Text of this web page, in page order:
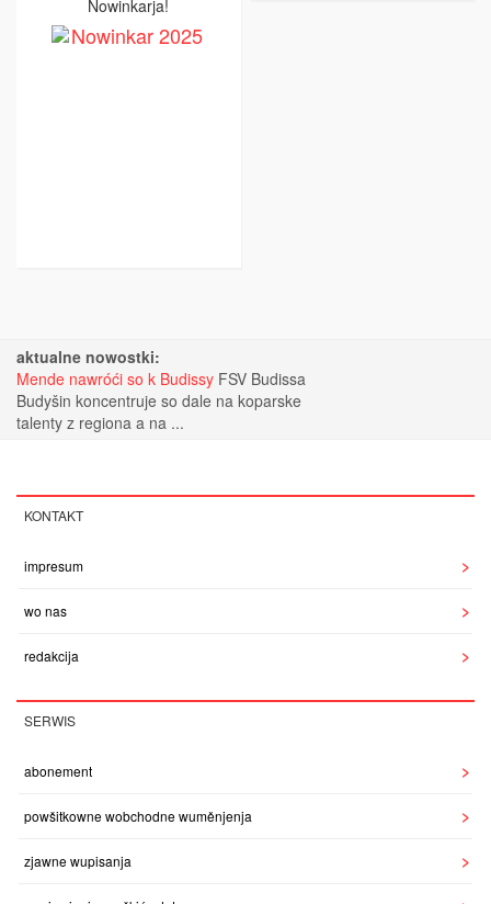
Nowinkarja!
aktualne nowostki:
Mende nawróći so k Budissy FSV Budissa
Budyšin koncentruje so dale na koparske
talenty z regiona a na ...
KONTAKT
impresum
wo nas
redakcija
SERWIS
abonement
powšitkowne wobchodne wuměnjenja
zjawne wupisanja